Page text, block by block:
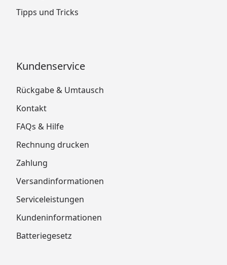
Tipps und Tricks
Kundenservice
Rückgabe & Umtausch
Kontakt
FAQs & Hilfe
Rechnung drucken
Zahlung
Versandinformationen
Serviceleistungen
Kundeninformationen
Batteriegesetz